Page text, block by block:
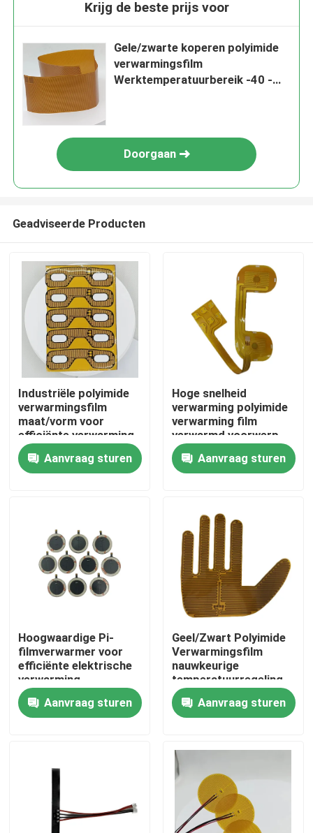
Huis
Producten
Ongeveer ons
Kwaliteitscontrole
Nieuws
Pi-Filmverwarmer
Krijg de beste prijs voor
Gele/zwarte koperen polyimide
verwarmingsfilm
Werktemperatuurbereik -40 -
Doorgaan
Geadviseerde Producten
Industriële polyimide
verwarmingsfilm
maat/vorm voor
efficiënte verwarming
1,5-500 VAC
Aanvraag sturen
Hoge snelheid
verwarming polyimide
verwarming film
verwarmd voorwerp
voor oogmassage
Aanvraag sturen
Hoogwaardige Pi-
filmverwarmer voor
efficiënte elektrische
verwarming
Aanvraag sturen
Geel/Zwart Polyimide
Verwarmingsfilm
nauwkeurige
temperatuurregeling
0,01 KG
Aanvraag sturen